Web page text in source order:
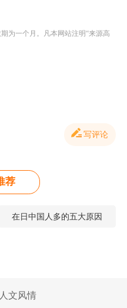
为一个月。凡本网站注明“来源高
版权等问题，请与本网站联系(邮
，本网站核实确认后会尽快予以处
写评论
荐
在日中国人多的五大原因
人文风情